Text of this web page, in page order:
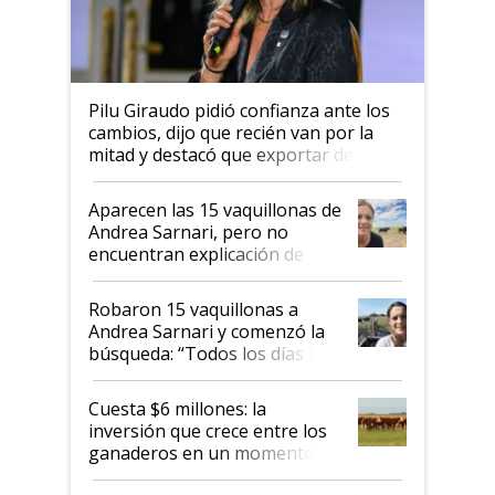
Pilu Giraudo pidió confianza ante los
cambios, dijo que recién van por la
mitad y destacó que exportar dejó de
ser "para unos pocos": "Tenemos un
mandato muy claro del gobierno
nacional"
Aparecen las 15 vaquillonas de
Andrea Sarnari, pero no
encuentran explicación de
cómo llegaron allí
Robaron 15 vaquillonas a
Andrea Sarnari y comenzó la
búsqueda: “Todos los días le
toca a algún productor”
Cuesta $6 millones: la
inversión que crece entre los
ganaderos en un momento
histórico para la actividad